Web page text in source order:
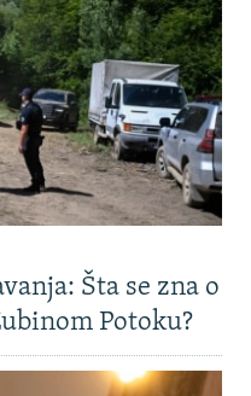
Šta se zna o
Potoku?